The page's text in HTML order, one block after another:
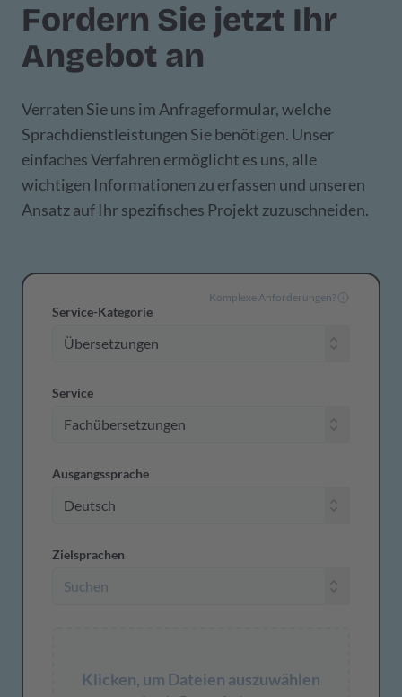
Fordern Sie jetzt Ihr
Angebot an
Verraten Sie uns im Anfrageformular, welche
Sprachdienstleistungen Sie benötigen. Unser
einfaches Verfahren ermöglicht es uns, alle
wichtigen Informationen zu erfassen und unseren
Ansatz auf Ihr spezifisches Projekt zuzuschneiden.
Service-Kategorie
Service
Komplexe Anforderungen?
Ausgangssprache
Zielsprachen
Klicken, um Dateien auszuwählen